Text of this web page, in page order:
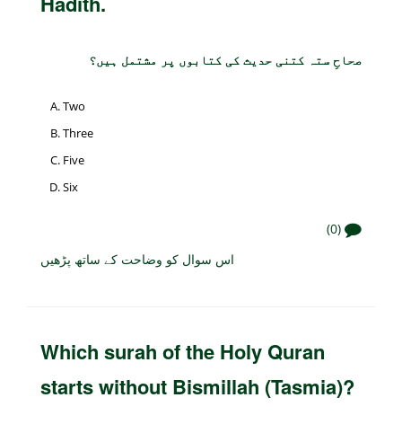
صحاحِ ستہ کتنی حدیث کی کتابوں پر مشتمل ہیں؟
Two
Three
Five
Six
(0)
اس سوال کو وضاحت کے ساتھ پڑھیں
Which surah of the Holy Quran
starts without Bismillah (Tasmia)?